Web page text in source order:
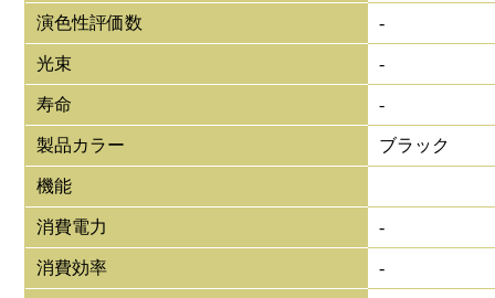
演色性評価数 -
光束 -
寿命 -
製品カラー ブラック
機能
消費電力 -
消費効率 -